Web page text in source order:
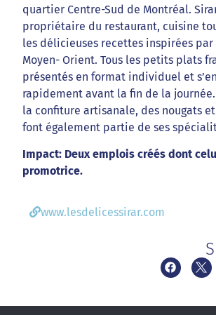
quartier Centre-Sud de Montréal.
propriétaire du restaurant, cuisine
les délicieuses recettes inspirées par
Moyen- Orient. Tous les petits plats
présentés en format individuel et
rapidement avant la fin de la
la confiture artisanale, des nougats
font également partie de ses
Impact: Deux emplois créés dont
promotrice.
www.lesdelicessirar.com